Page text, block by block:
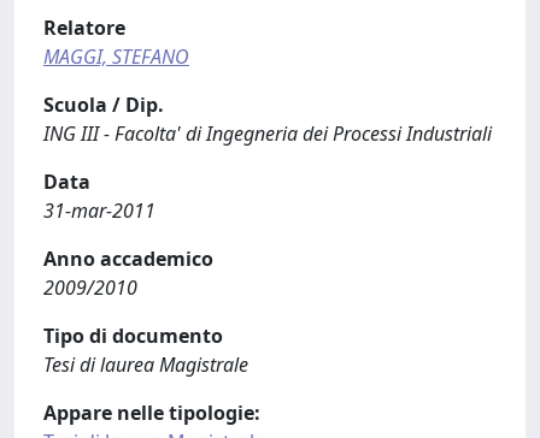
Relatore
MAGGI, STEFANO
Scuola / Dip.
ING III - Facolta' di Ingegneria dei Processi Industriali
Data
31-mar-2011
Anno accademico
2009/2010
Tipo di documento
Tesi di laurea Magistrale
Appare nelle tipologie: